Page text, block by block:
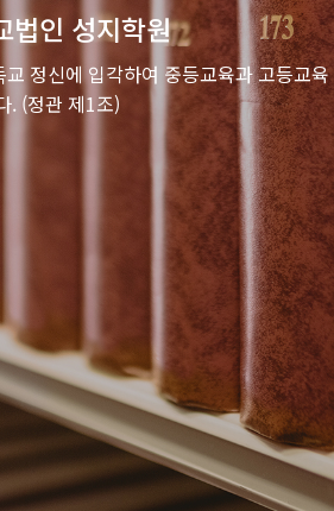
법인 성지학원
정신에 입각하여 중등교육과 고등교육
. (정관 제1조)